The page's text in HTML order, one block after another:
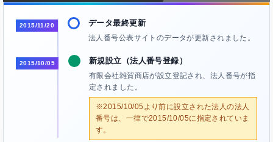
2015/11/20 データ最終更新
法人番号公表サイトのデータが更新されました。
2015/10/05 新規設立（法人番号登録）
有限会社雑賀商店が設立登記され、法人番号が指
定されました。
※2015/10/05より前に設立された法人の法人
番号は、一律で2015/10/05に指定されていま
す。